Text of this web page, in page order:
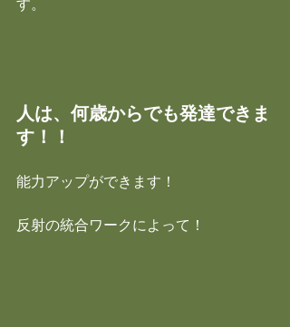
す。
人は、何歳からでも発達できま
す！！
能力アップができます！
反射の統合ワークによって！